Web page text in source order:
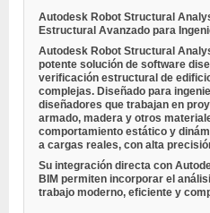
Autodesk Robot Structural
Estructural Avanzado para
Autodesk Robot Structural
potente solución de software
verificación estructural de
complejas. Diseñado para
diseñadores que trabajan en
armado, madera y otros
comportamiento estático y
a cargas reales, con alta
Su integración directa con
BIM permiten incorporar el
trabajo moderno, eficiente y